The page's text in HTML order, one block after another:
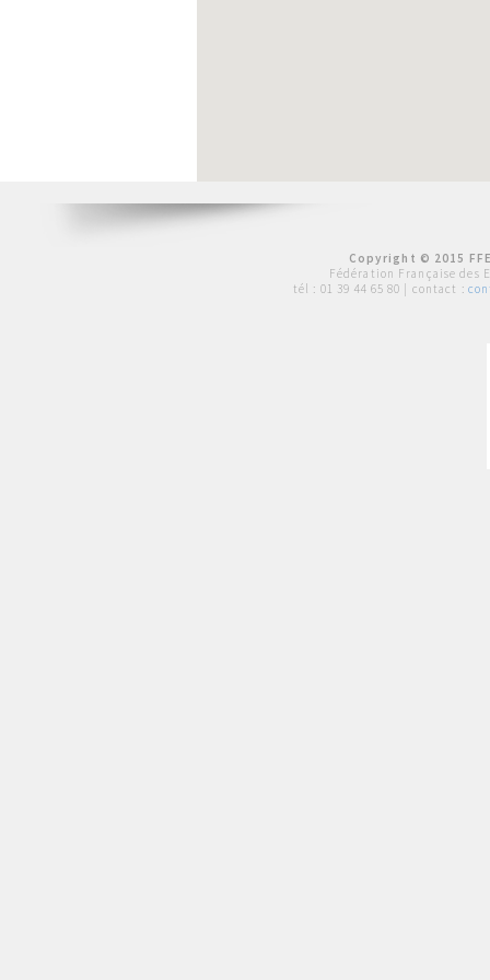
Copyright © 2015
Fédération Française des
tél : 01 39 44 65 80 | contact :